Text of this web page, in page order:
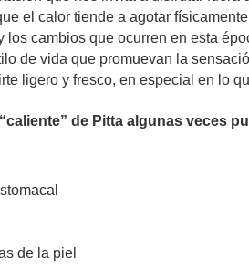
el calor tiende a agotar
los cambios que ocurren en esta
de vida que promuevan la
ligero y fresco, en especial en lo
de Pitta algunas veces
de la piel